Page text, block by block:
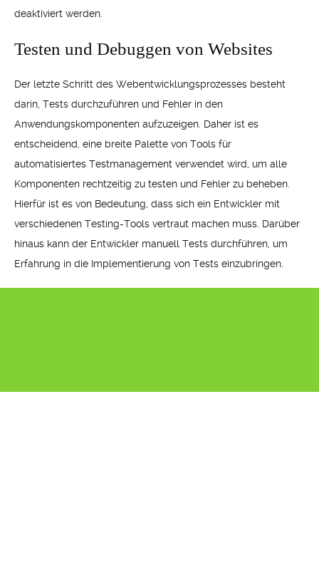
deaktiviert werden.
Testen und Debuggen von Websites
Der letzte Schritt des Webentwicklungsprozesses besteht
darin, Tests durchzuführen und Fehler in den
Anwendungskomponenten aufzuzeigen. Daher ist es
entscheidend, eine breite Palette von Tools für
automatisiertes Testmanagement verwendet wird, um alle
Komponenten rechtzeitig zu testen und Fehler zu beheben.
Hierfür ist es von Bedeutung, dass sich ein Entwickler mit
verschiedenen Testing-Tools vertraut machen muss. Darüber
hinaus kann der Entwickler manuell Tests durchführen, um
Erfahrung in die Implementierung von Tests einzubringen.